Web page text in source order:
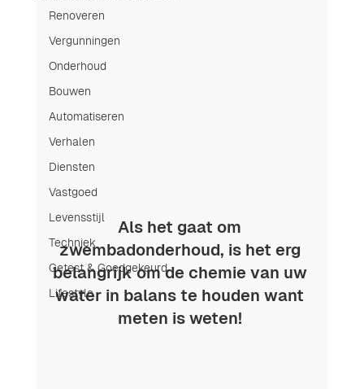
Renoveren
Vergunningen
Onderhoud
Bouwen
Automatiseren
Verhalen
Diensten
Vastgoed
Levensstijl
Techniek
Getest & Goedgekeurd
Lifestyle
Als het gaat om
zwembadonderhoud, is het erg
belangrijk om de chemie van uw
water in balans te houden want
meten is weten!